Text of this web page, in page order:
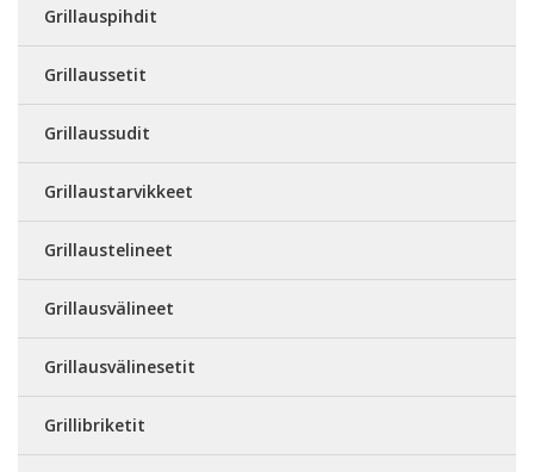
Grillauspihdit
Grillaussetit
Grillaussudit
Grillaustarvikkeet
Grillaustelineet
Grillausvälineet
Grillausvälinesetit
Grillibriketit